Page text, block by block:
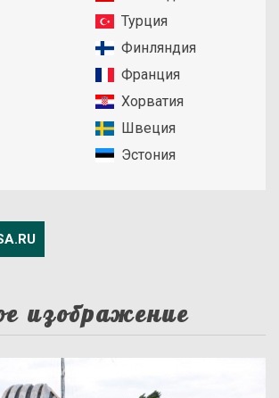
Турция
Финляндия
Франция
Хорватия
Швеция
Эстония
изображение